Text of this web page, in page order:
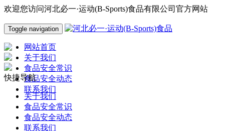
欢迎您访问河北必一·运动(B-Sports)食品有限公司官方网站
Toggle navigation
网站首页
关于我们
食品安全常识
食品安全动态
联系我们
快捷导航
关于我们
食品安全常识
食品安全动态
联系我们